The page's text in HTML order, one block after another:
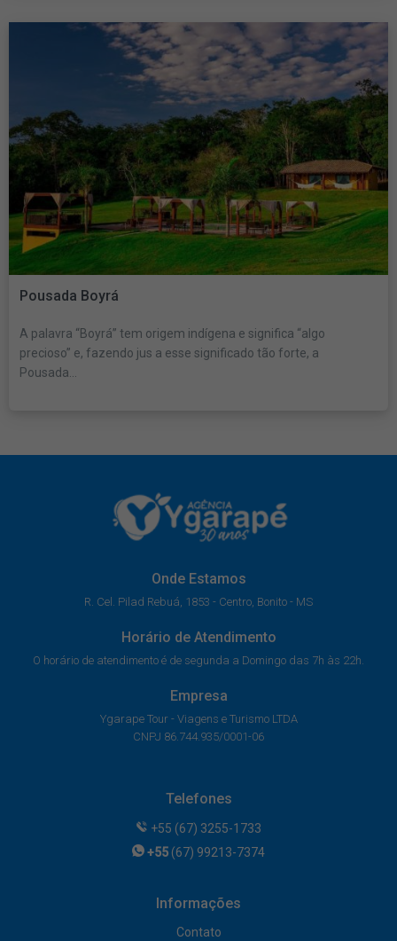
Pousada Boyrá
A palavra “Boyrá” tem origem indígena e significa “algo
precioso” e, fazendo jus a esse significado tão forte, a
Pousada...
Onde Estamos
R. Cel. Pilad Rebuá, 1853 - Centro, Bonito - MS
Horário de Atendimento
O horário de atendimento é de segunda a Domingo das 7h às 22h.
Empresa
Ygarape Tour - Viagens e Turismo LTDA
CNPJ 86.744.935/0001-06
Telefones
+55 (67) 3255-1733
+55 (67) 99213-7374
Informações
Contato